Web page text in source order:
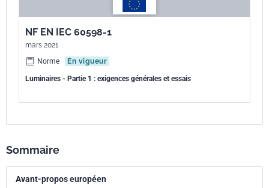
NF EN IEC 60598-1
mars 2021
Norme
En vigueur
Luminaires - Partie 1 : exigences générales et essais
Sommaire
Avant-propos européen